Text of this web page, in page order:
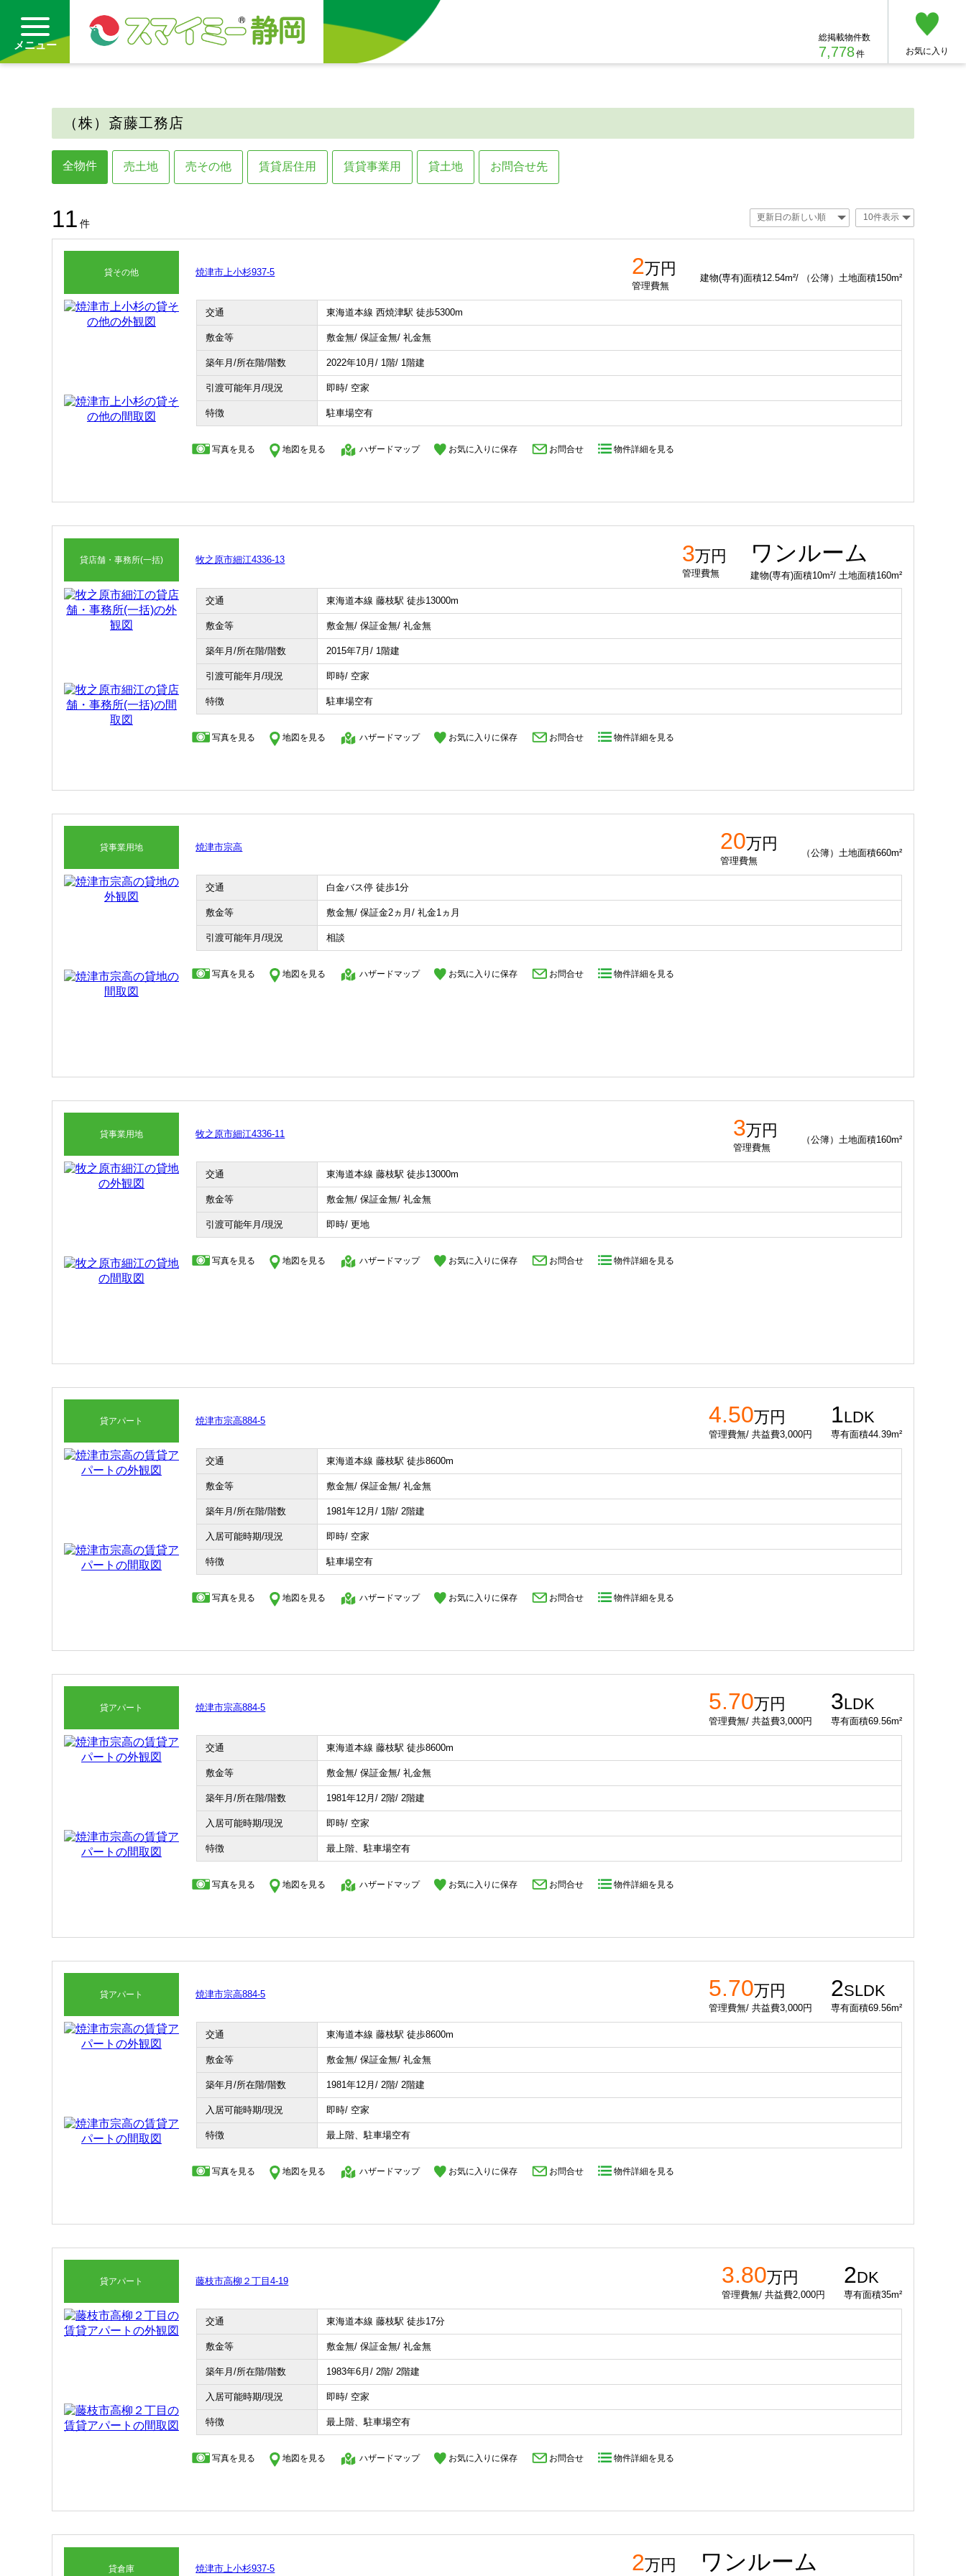
メニュー
沿線から探す(借りる)
通勤・通学時間から探す(借りる)
通勤・通学時間から探す(買う)
総掲載物件数
7,778件 お気に入り
（株）斎藤工務店
全物件 売土地 売その他 賃貸居住用 賃貸事業用 貸土地 お問合せ先
11 件
貸その他 焼津市上小杉937-5 2万円
管理費無
建物(専有)面積12.54m²/ （公簿）土地面積150m²
交通 東海道本線 西焼津駅 徒歩5300m
敷金等 敷金無/ 保証金無/ 礼金無
築年月/所在階/階数 2022年10月/ 1階/ 1階建
引渡可能年月/現況 即時/ 空家
特徴 駐車場空有
写真を見る 地図を見る ハザードマップ お気に入りに保存 お問合せ 物件詳細を見る
貸店舗・事務所(一括) 牧之原市細江4336-13 3万円
管理費無
ワンルーム
建物(専有)面積10m²/ 土地面積160m²
交通 東海道本線 藤枝駅 徒歩13000m
敷金等 敷金無/ 保証金無/ 礼金無
築年月/所在階/階数 2015年7月/ 1階建
引渡可能年月/現況 即時/ 空家
特徴 駐車場空有
写真を見る 地図を見る ハザードマップ お気に入りに保存 お問合せ 物件詳細を見る
貸事業用地 焼津市宗高 20万円
管理費無
（公簿）土地面積660m²
交通 白金バス停 徒歩1分
敷金等 敷金無/ 保証金2ヵ月/ 礼金1ヵ月
引渡可能年月/現況 相談
写真を見る 地図を見る ハザードマップ お気に入りに保存 お問合せ 物件詳細を見る
貸事業用地 牧之原市細江4336-11 3万円
管理費無
（公簿）土地面積160m²
交通 東海道本線 藤枝駅 徒歩13000m
敷金等 敷金無/ 保証金無/ 礼金無
引渡可能年月/現況 即時/ 更地
写真を見る 地図を見る ハザードマップ お気に入りに保存 お問合せ 物件詳細を見る
貸アパート 焼津市宗高884-5 4.50万円
管理費無/ 共益費3,000円
1LDK
専有面積44.39m²
交通 東海道本線 藤枝駅 徒歩8600m
敷金等 敷金無/ 保証金無/ 礼金無
築年月/所在階/階数 1981年12月/ 1階/ 2階建
入居可能時期/現況 即時/ 空家
特徴 駐車場空有
写真を見る 地図を見る ハザードマップ お気に入りに保存 お問合せ 物件詳細を見る
貸アパート 焼津市宗高884-5 5.70万円
管理費無/ 共益費3,000円
3LDK
専有面積69.56m²
交通 東海道本線 藤枝駅 徒歩8600m
敷金等 敷金無/ 保証金無/ 礼金無
築年月/所在階/階数 1981年12月/ 2階/ 2階建
入居可能時期/現況 即時/ 空家
特徴 最上階、駐車場空有
写真を見る 地図を見る ハザードマップ お気に入りに保存 お問合せ 物件詳細を見る
貸アパート 焼津市宗高884-5 5.70万円
管理費無/ 共益費3,000円
2SLDK
専有面積69.56m²
交通 東海道本線 藤枝駅 徒歩8600m
敷金等 敷金無/ 保証金無/ 礼金無
築年月/所在階/階数 1981年12月/ 2階/ 2階建
入居可能時期/現況 即時/ 空家
特徴 最上階、駐車場空有
写真を見る 地図を見る ハザードマップ お気に入りに保存 お問合せ 物件詳細を見る
貸アパート 藤枝市高柳２丁目4-19 3.80万円
管理費無/ 共益費2,000円
2DK
専有面積35m²
交通 東海道本線 藤枝駅 徒歩17分
敷金等 敷金無/ 保証金無/ 礼金無
築年月/所在階/階数 1983年6月/ 2階/ 2階建
入居可能時期/現況 即時/ 空家
特徴 最上階、駐車場空有
写真を見る 地図を見る ハザードマップ お気に入りに保存 お問合せ 物件詳細を見る
貸倉庫 焼津市上小杉937-5 2万円 ワンルーム